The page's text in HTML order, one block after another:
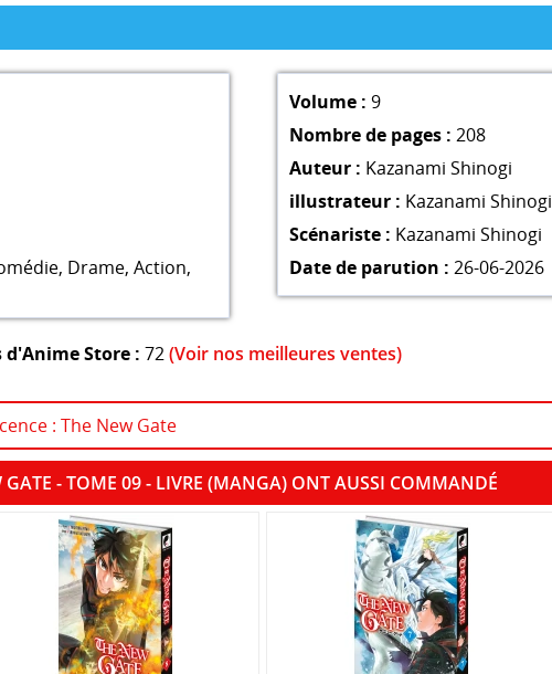
, Drame, Action,
Volume : 9
Nombre de pages : 208
Auteur : Kazanami Shinogi
illustrateur : Kazanami Shinogi
Scénariste : Kazanami Shinogi
Date de parution : 26-06-2026
d'Anime Store : 72(Voir nos meilleures ventes)
: The New Gate
GATE - TOME 09 - LIVRE (MANGA) ONT AUSSI COMMANDÉ